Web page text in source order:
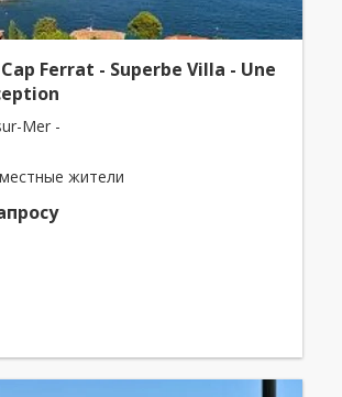
Ferrat - Superbe Villa - Une
Mer -
жители